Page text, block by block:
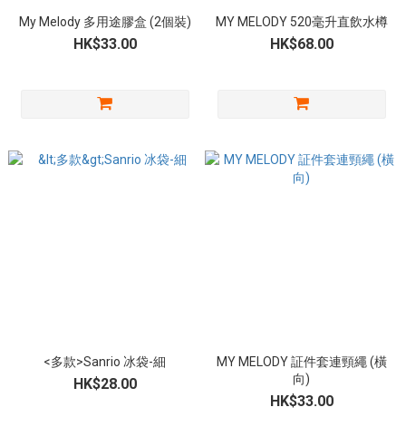
My Melody 多用途膠盒 (2個裝)
HK$33.00
MY MELODY 520毫升直飲水樽
HK$68.00
<多款>Sanrio 冰袋-細
HK$28.00
MY MELODY 証件套連頸繩 (橫
向)
HK$33.00